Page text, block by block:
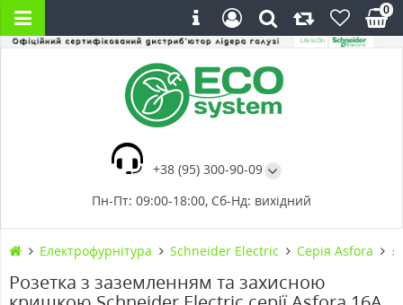
+38 (95) 300-90-09
Пн-Пт: 09:00-18:00, Сб-Нд: вихідний
0
Електрофурнітура Schneider Electric Cерія Asfora
Розетка з заземленням та захисною